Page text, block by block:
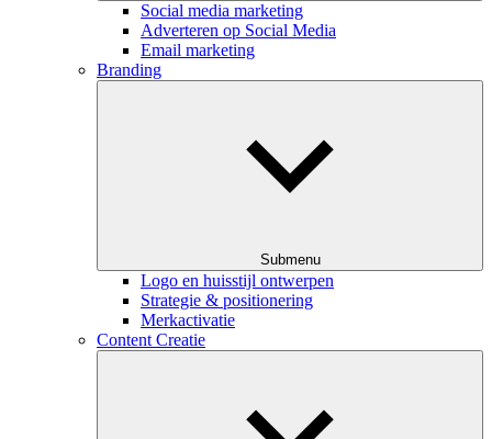
Social media marketing
Adverteren op Social Media
Email marketing
Branding
Submenu
Logo en huisstijl ontwerpen
Strategie & positionering
Merkactivatie
Content Creatie